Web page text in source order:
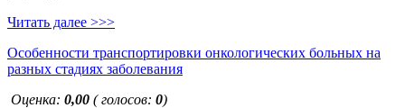
Читать далее >>>
Особенности транспортировки онкологических больных на
разных стадиях заболевания
Оценка: 0,00 ( голосов: 0)